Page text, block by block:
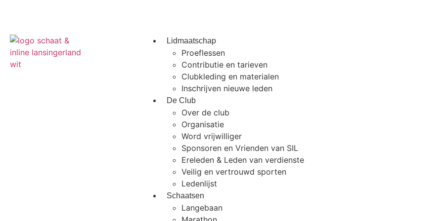
Lidmaatschap
Proeflessen
Contributie en tarieven
Clubkleding en materialen
Inschrijven nieuwe leden
De Club
Over de club
Organisatie
Word vrijwilliger
Sponsoren en Vrienden van SIL
Ereleden & Leden van verdienste
Veilig en vertrouwd sporten
Ledenlijst
Schaatsen
Langebaan